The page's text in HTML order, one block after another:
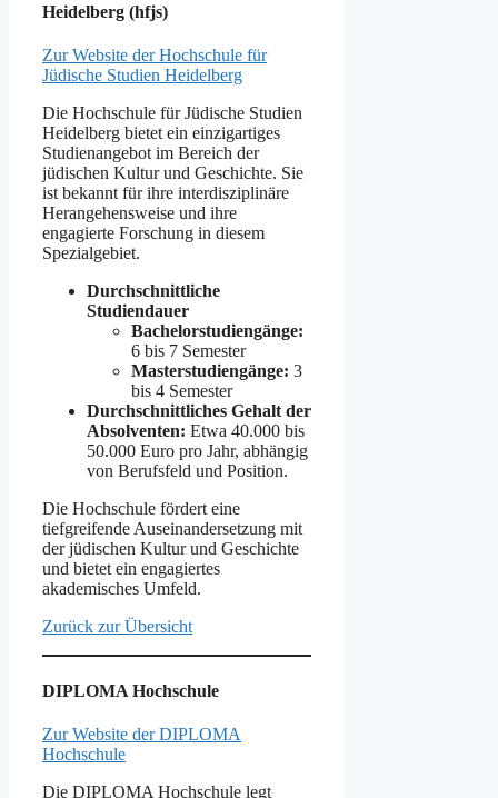
Heidelberg (hfjs)
Zur Website der Hochschule für
Jüdische Studien Heidelberg
Die Hochschule für Jüdische Studien
Heidelberg bietet ein einzigartiges
Studienangebot im Bereich der
jüdischen Kultur und Geschichte. Sie
ist bekannt für ihre interdisziplinäre
Herangehensweise und ihre
engagierte Forschung in diesem
Spezialgebiet.
Durchschnittliche
Studiendauer
Bachelorstudiengänge:
6 bis 7 Semester
Masterstudiengänge: 3
bis 4 Semester
Durchschnittliches Gehalt der
Absolventen: Etwa 40.000 bis
50.000 Euro pro Jahr, abhängig
von Berufsfeld und Position.
Die Hochschule fördert eine
tiefgreifende Auseinandersetzung mit
der jüdischen Kultur und Geschichte
und bietet ein engagiertes
akademisches Umfeld.
Zurück zur Übersicht
DIPLOMA Hochschule
Zur Website der DIPLOMA
Hochschule
Die DIPLOMA Hochschule legt